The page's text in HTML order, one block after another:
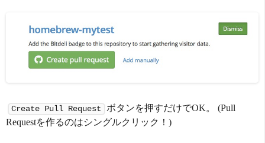
Create Pull Request
ボタンを押すだけでOK。 (Pull
Requestを作るのはシングルクリック！)